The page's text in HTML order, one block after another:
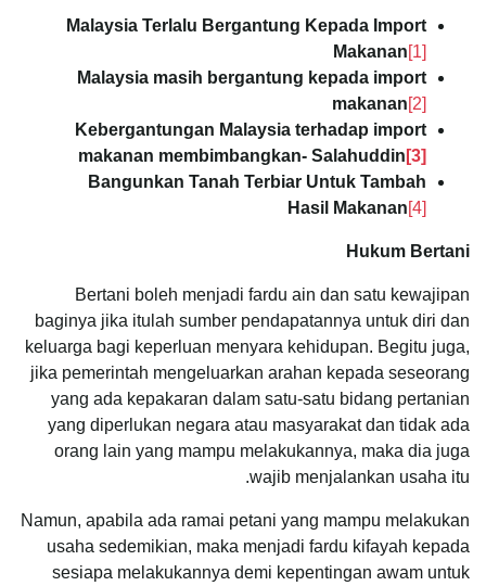
Malaysia Terlalu Bergantung Kepada Import
Makanan[1]
Malaysia masih bergantung kepada import
makanan[2]
Kebergantungan Malaysia terhadap import
makanan membimbangkan- Salahuddin [3]
Bangunkan Tanah Terbiar Untuk Tambah
Hasil Makanan[4]
Hukum Bertani
Bertani boleh menjadi fardu ain dan satu kewajipan
baginya jika itulah sumber pendapatannya untuk diri dan
keluarga bagi keperluan menyara kehidupan. Begitu juga,
jika pemerintah mengeluarkan arahan kepada seseorang
yang ada kepakaran dalam satu-satu bidang pertanian
yang diperlukan negara atau masyarakat dan tidak ada
orang lain yang mampu melakukannya, maka dia juga
wajib menjalankan usaha itu.
Namun, apabila ada ramai petani yang mampu melakukan
usaha sedemikian, maka menjadi fardu kifayah kepada
sesiapa melakukannya demi kepentingan awam untuk